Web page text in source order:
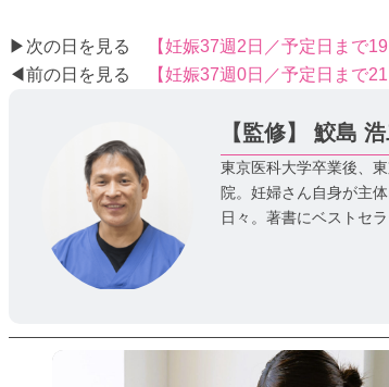
▶次の日を見る
【妊娠37週2日／予定日まで
◀前の日を見る
【妊娠37週0日／予定日まで
【監修】 鮫島
東京医科大学卒業後、
院。妊婦さん自身が主
日々。著書にベストセ